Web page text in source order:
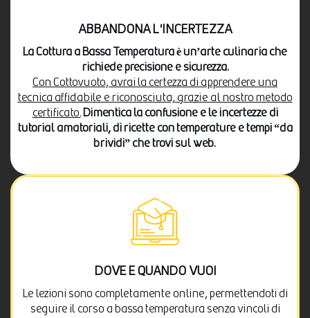
ABBANDONA L'INCERTEZZA
La Cottura a Bassa Temperatura è un’arte culinaria che
richiede precisione e sicurezza.
Con Cottovuoto, avrai la certezza di apprendere una
tecnica affidabile e riconosciuta, grazie al nostro metodo
certificato. Dimentica la confusione e le incertezze di
tutorial amatoriali, di ricette con temperature e tempi “da
brividi” che trovi sul web.
DOVE E QUANDO VUOI
Le lezioni sono completamente online, permettendoti di
seguire il corso a bassa temperatura senza vincoli di